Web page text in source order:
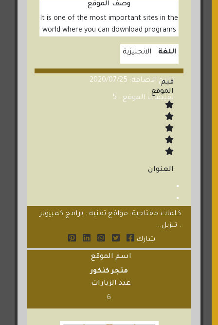
وصف الموقع
It is one of the most important sites in the
world where you can download programs
اللغة الانجليزية
تاريخ الاضافة: 2020/07/25
تقييمات الموقع : 5
قيم
الموقع
العنوان
كلمات مفتاحية: مواقع تقنيه . برامج كمبيوتر
. تنزيل...
شارك
اسم الموقع
متجر كنكور
عدد الزيارات
6